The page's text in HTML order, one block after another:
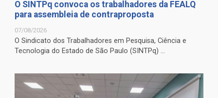
O SINTPq convoca os trabalhadores da FEALQ
para assembleia de contraproposta
07/08/2026
O Sindicato dos Trabalhadores em Pesquisa, Ciência e
Tecnologia do Estado de São Paulo (SINTPq) ...